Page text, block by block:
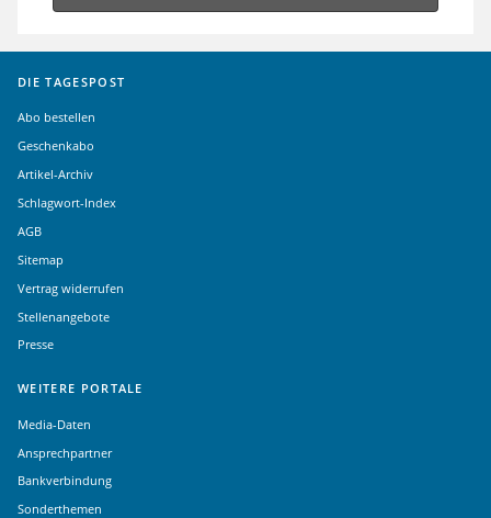
DIE TAGESPOST
Abo bestellen
Geschenkabo
Artikel-Archiv
Schlagwort-Index
AGB
Sitemap
Vertrag widerrufen
Stellenangebote
Presse
WEITERE PORTALE
Media-Daten
Ansprechpartner
Bankverbindung
Sonderthemen